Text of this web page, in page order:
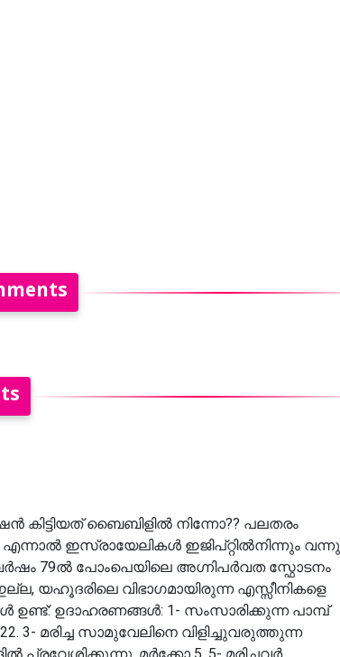
കിട്ടിയത് ബൈബിളിൽ നിന്നോ?? പലതരം
ഇസ്രായേലികൾ ഇജിപ്റ്റിൽനിന്നും വന്നു
79ൽ പോംപെയിലെ അഗ്നിപർവത സ്ഫോടനം
യഹൂദരിലെ വിഭാഗമായിരുന്ന എസ്സീനികളെ
ഉണ്ട്: ഉദാഹരണങ്ങൾ: 1- സംസാരിക്കുന്ന പാമ്പ്
3- മരിച്ച സാമുവേലിനെ വിളിച്ചുവരുത്തുന്ന